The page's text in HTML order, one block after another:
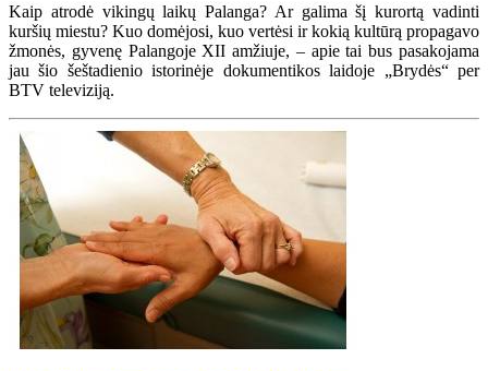
Kaip atrodė vikingų laikų Palanga? Ar galima šį kurortą vadinti
kuršių miestu? Kuo domėjosi, kuo vertėsi ir kokią kultūrą propagavo
žmonės, gyvenę Palangoje XII amžiuje, – apie tai bus pasakojama
jau šio šeštadienio istorinėje dokumentikos laidoje „Brydės“ per
BTV televiziją.